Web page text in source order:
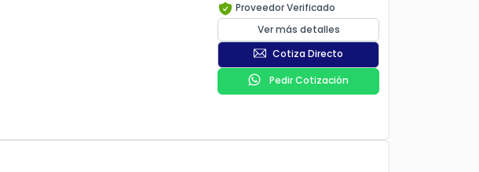
Proveedor Verificado
Ver más detalles
Cotiza Directo
Pedir Cotización